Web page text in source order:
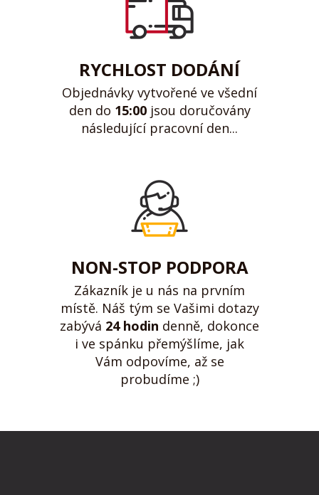
RYCHLOST DODÁNÍ
Objednávky vytvořené ve všední
den do 15:00jsou doručovány
následující pracovní den...
NON-STOP PODPORA
Zákazník je u nás na prvním
místě. Náš tým se Vašimi dotazy
zabývá 24 hodin denně, dokonce
i ve spánku přemýšlíme, jak
Vám odpovíme, až se
probudíme ;)